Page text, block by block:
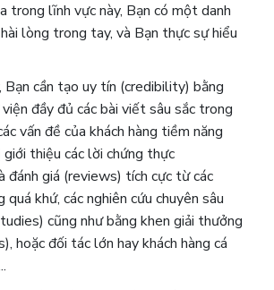
trong lĩnh vực này, Bạn có một danh
lòng trong tay, và Bạn thực sự hiểu
Bạn cần tạo uy tín (credibility) bằng
đầy đủ các bài viết sâu sắc trong
vấn đề của khách hàng tiềm năng
giới thiệu các lời chứng thực
đánh giá (reviews) tích cực từ các
quá khứ, các nghiên cứu chuyên sâu
cũng như bằng khen giải thưởng
hoặc đối tác lớn hay khách hàng cá